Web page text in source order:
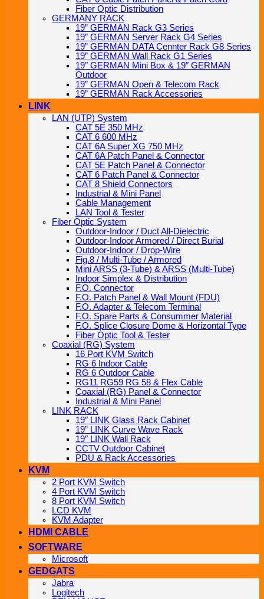
Fiber Optic Distribution
GERMANY RACK
19” GERMAN Rack G3 Series
19” GERMAN Server Rack G4 Series
19” GERMAN DATA Cennter Rack G8 Series
19” GERMAN Wall Rack G1 Series
19″ GERMAN Mini Box & 19″ GERMAN
Outdoor
19” GERMAN Open & Telecom Rack
19” GERMAN Rack Accessories
LINK
LAN (UTP) System
CAT 5E 350 MHz
CAT 6 600 MHz
CAT 6A Super XG 750 MHz
CAT 6A Patch Panel & Connector
CAT 5E Patch Panel & Connector
CAT 6 Patch Panel & Connector
CAT 8 Shield Connectors
Industrial & Mini Panel
Cable Management
LAN Tool & Tester
Fiber Optic System
Outdoor-Indoor / Duct All-Dielectric
Outdoor-Indoor Armored / Direct Burial
Outdoor-Indoor / Drop-Wire
Fig.8 / Multi-Tube / Armored
Mini ARSS (3-Tube) & ARSS (Multi-Tube)
Indoor Simplex & Distribution
F.O. Connector
F.O. Patch Panel & Wall Mount (FDU)
F.O. Adapter & Telecom Terminal
F.O. Spare Parts & Consummer Material
F.O. Splice Closure Dome & Horizontal Type
Fiber Optic Tool & Tester
Coaxial (RG) System
16 Port KVM Switch
RG 6 Indoor Cable
RG 6 Outdoor Cable
RG11 RG59 RG 58 & Flex Cable
Coaxial (RG) Panel & Connector
Industrial & Mini Panel
LINK RACK
19″ LINK Glass Rack Cabinet
19” LINK Curve Wave Rack
19″ LINK Wall Rack
CCTV Outdoor Cabinet
PDU & Rack Accessories
KVM
2 Port KVM Switch
4 Port KVM Switch
8 Port KVM Switch
LCD KVM
KVM Adapter
HDMI CABLE
SOFTWARE
Microsoft
GEDGATS
Jabra
Logitech